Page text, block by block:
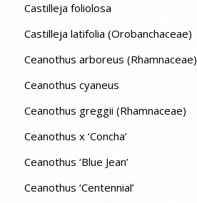
Castilleja foliolosa
Castilleja latifolia (Orobanchaceae)
Ceanothus arboreus (Rhamnaceae)
Ceanothus cyaneus
Ceanothus greggii (Rhamnaceae)
Ceanothus x ‘Concha’
Ceanothus ‘Blue Jean’
Ceanothus ‘Centennial’